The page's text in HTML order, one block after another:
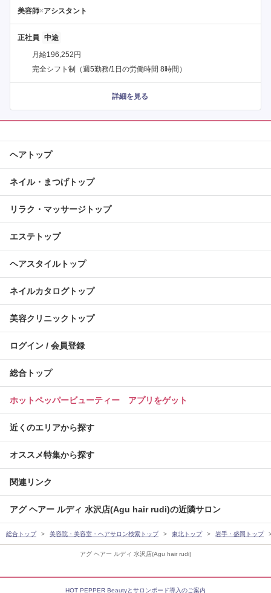
アグ ヘアー ルディ 水沢店(Agu hair rudi)
美容師×アシスタント
正社員
月給196,252円
完全シフト制（週5勤務/1日の労働時間 8時間）
詳細を見る
ヘアトップ
ネイル・まつげトップ
リラク・マッサージトップ
エステトップ
ヘアスタイルトップ
ネイルカタログトップ
美容クリニックトップ
ログイン / 会員登録
総合トップ
ホットペッパービューティー アプリをゲット
近くのエリアから探す
オススメ特集から探す
関連リンク
アグ ヘアー ルディ 水沢店(Agu hair rudi)の近隣サロン
総合トップ 美容院・美容室・ヘアサロン検索トップ 東北トップ 岩手・盛岡トップ
HOT PEPPER Beautyとサロンボード導入のご案内